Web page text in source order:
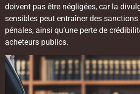
doivent pas être négligées, car la
sensibles peut entraîner des
pénales, ainsi qu’une perte de
acheteurs publics.